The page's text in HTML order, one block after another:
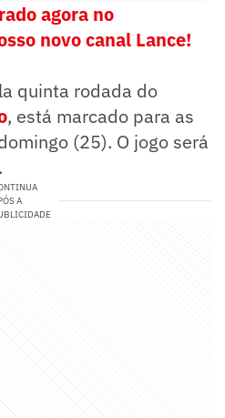
agora no
novo canal Lance!
quinta rodada do
, está marcado para as
(25). O jogo será
A